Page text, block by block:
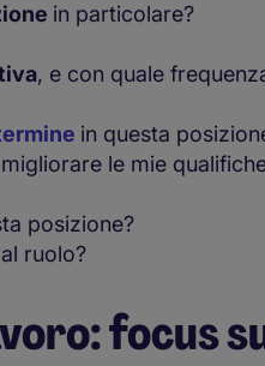
in particolare?
, e con quale
in questa
le mie
posizione?
ruolo?
focus